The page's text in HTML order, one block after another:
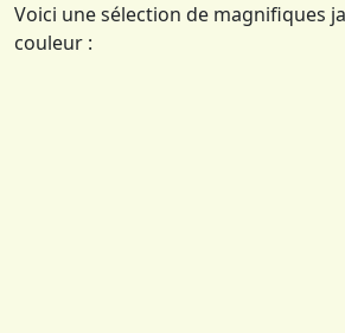
Voici une sélection de magnifiques
couleur :